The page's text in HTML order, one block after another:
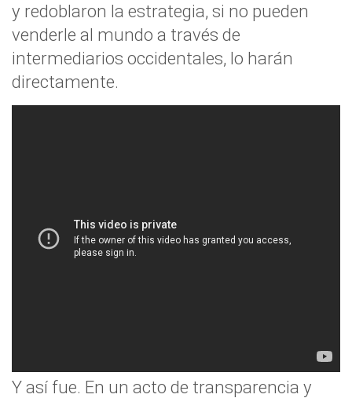
y redoblaron la estrategia, si no pueden
venderle al mundo a través de
intermediarios occidentales, lo harán
directamente.
Y así fue. En un acto de transparencia y